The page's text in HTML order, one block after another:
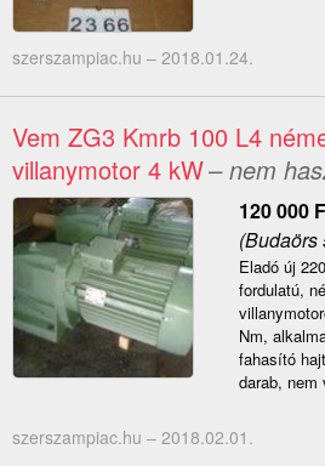
szerszampiac.hu – 2018.01.24.
Vem ZG3 Kmrb 100 L4
villanymotor 4 kW– nem
120 000
(Budaörs
Eladó új
fordulatú,
Nm,
fahasító
darab, nem
szerszampiac.hu – 2018.02.01.